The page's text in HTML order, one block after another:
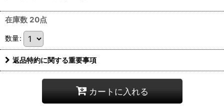
在庫数 20点
数量:
返品特約に関する重要事項
カートに入れる